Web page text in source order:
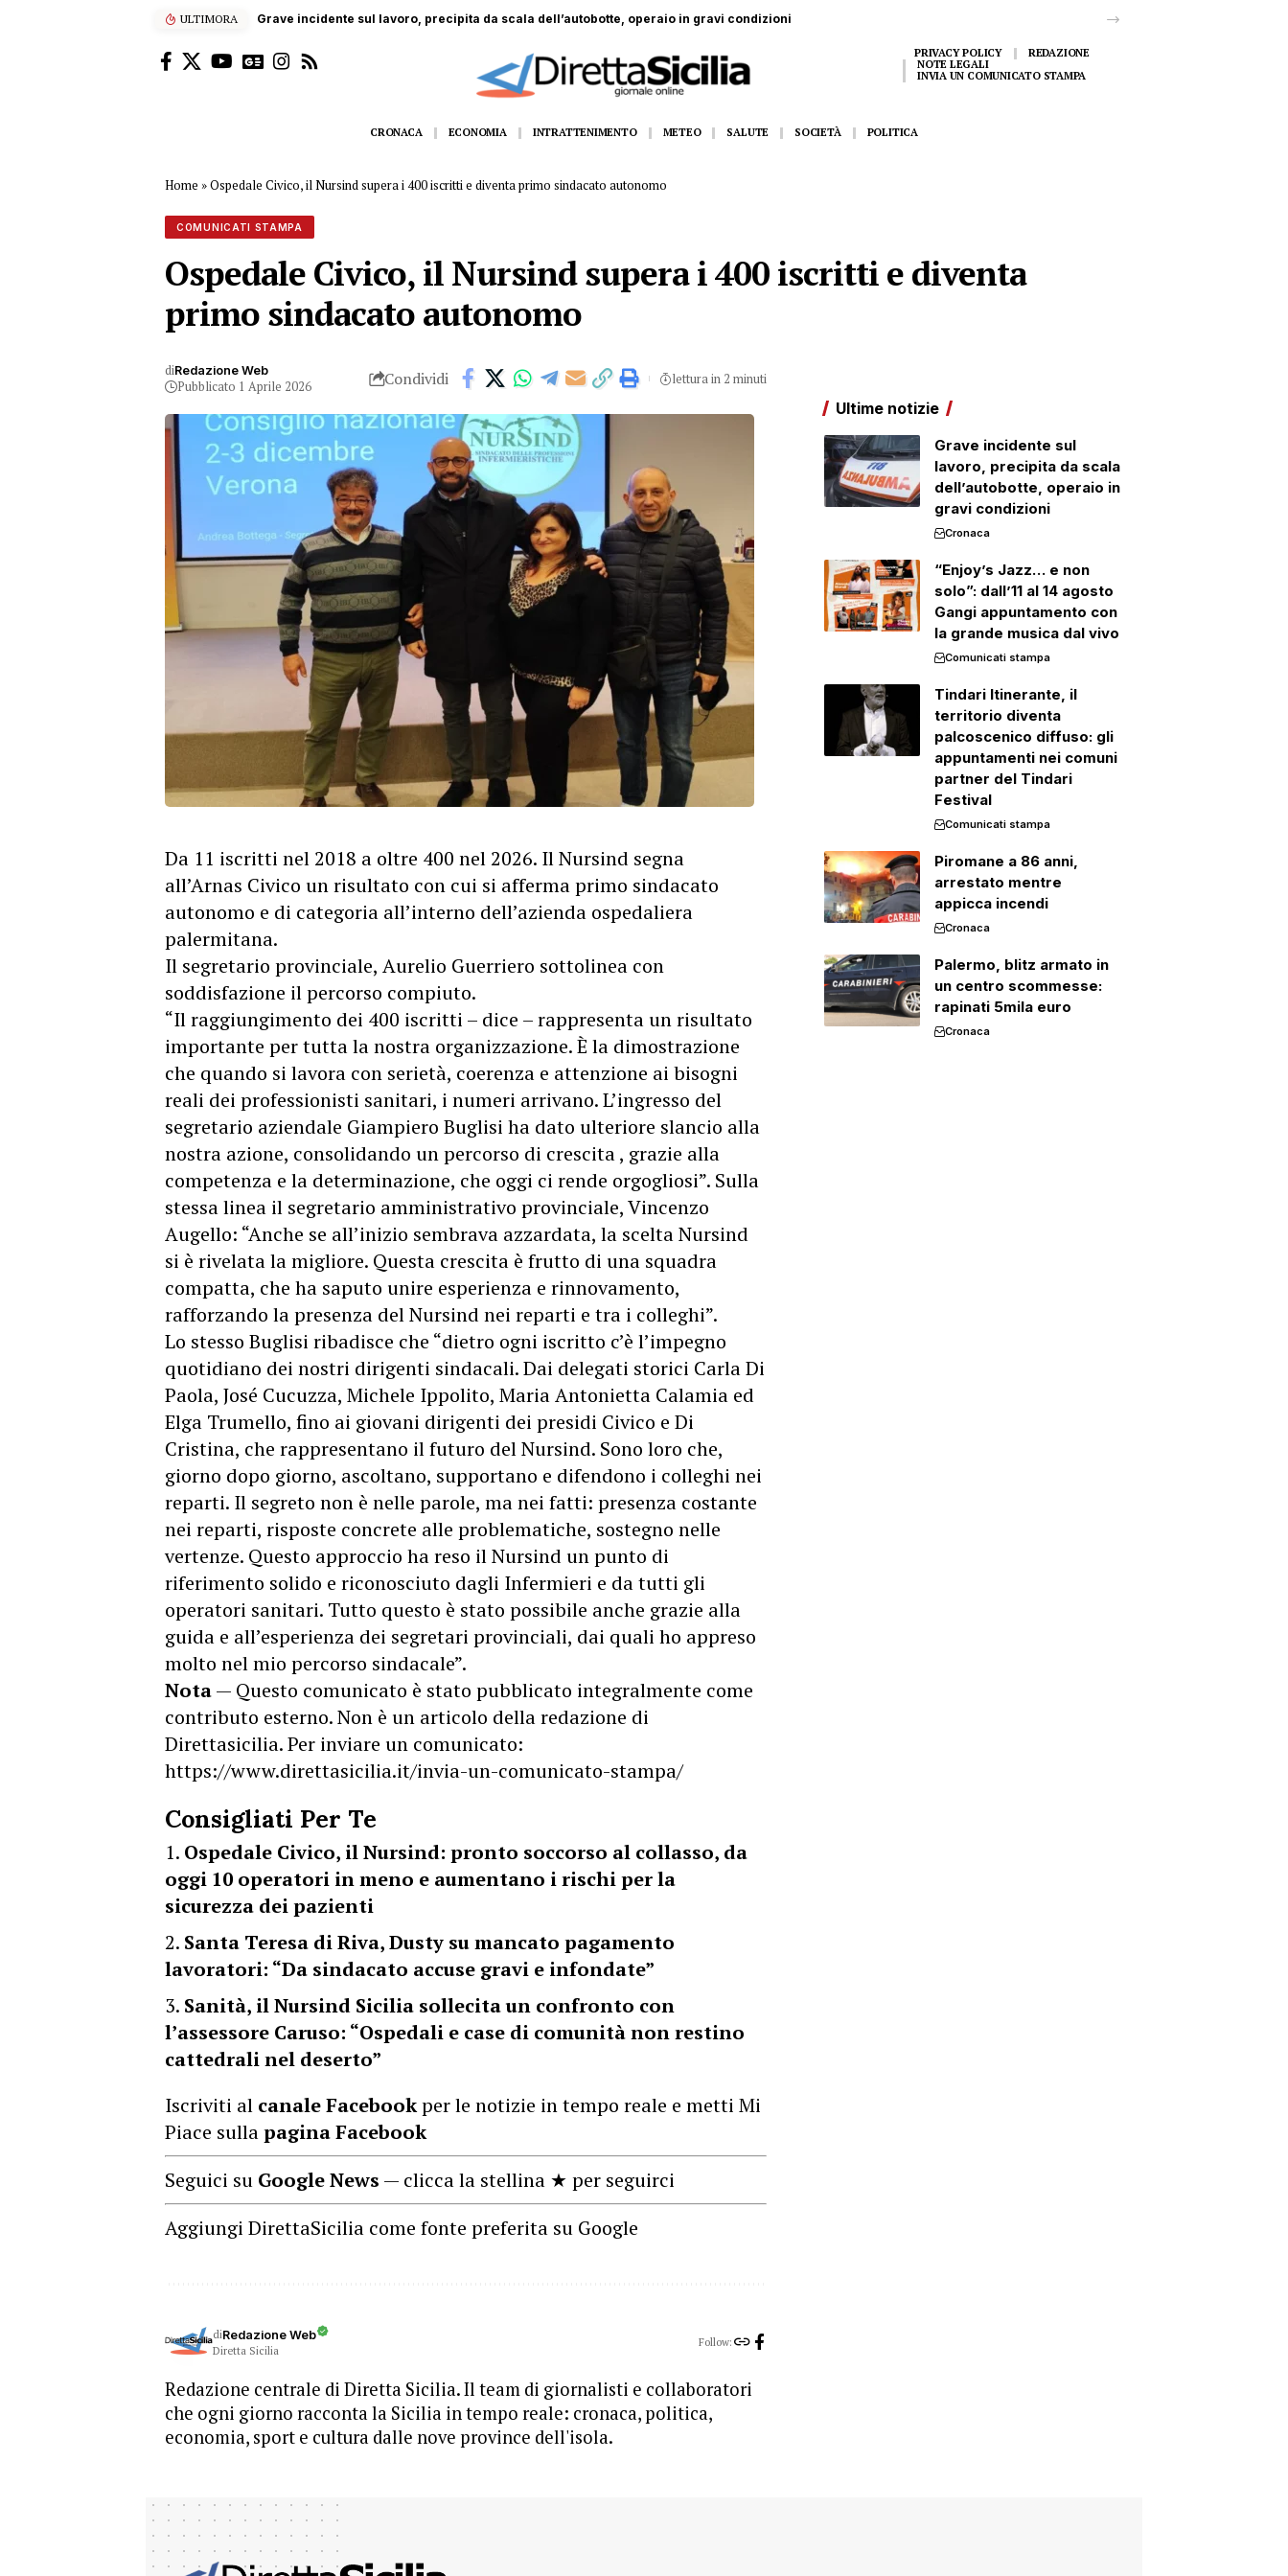
ULTIMORA “Enjoy’s Jazz… e non solo”: dall’11 al 14 agosto Gangi appuntamento con la grande musica dal vivo
PRIVACY POLICY
REDAZIONE
NOTE LEGALI
INVIA UN COMUNICATO STAMPA
CRONACA ECONOMIA INTRATTENIMENTO METEO SALUTE SOCIETÀ POLITICA
Home »Ospedale Civico, il Nursind supera i 400 iscritti e diventa primo sindacato autonomo
COMUNICATI STAMPA
Ospedale Civico, il Nursind supera i 400 iscritti e diventa
primo sindacato autonomo
diRedazione Web
Pubblicato 1 Aprile 2026 Condividi lettura in 2 minuti
Da 11 iscritti nel 2018 a oltre 400 nel 2026. Il Nursind segna
all’Arnas Civico un risultato con cui si afferma primo sindacato
autonomo e di categoria all’interno dell’azienda ospedaliera
palermitana.
Il segretario provinciale, Aurelio Guerriero sottolinea con
soddisfazione il percorso compiuto.
“Il raggiungimento dei 400 iscritti – dice – rappresenta un risultato
importante per tutta la nostra organizzazione. È la dimostrazione
che quando si lavora con serietà, coerenza e attenzione ai bisogni
reali dei professionisti sanitari, i numeri arrivano. L’ingresso del
segretario aziendale Giampiero Buglisi ha dato ulteriore slancio alla
nostra azione, consolidando un percorso di crescita , grazie alla
competenza e la determinazione, che oggi ci rende orgogliosi”. Sulla
stessa linea il segretario amministrativo provinciale, Vincenzo
Augello: “Anche se all’inizio sembrava azzardata, la scelta Nursind
si è rivelata la migliore. Questa crescita è frutto di una squadra
compatta, che ha saputo unire esperienza e rinnovamento,
rafforzando la presenza del Nursind nei reparti e tra i colleghi”.
Lo stesso Buglisi ribadisce che “dietro ogni iscritto c’è l’impegno
quotidiano dei nostri dirigenti sindacali. Dai delegati storici Carla Di
Paola, José Cucuzza, Michele Ippolito, Maria Antonietta Calamia ed
Elga Trumello, fino ai giovani dirigenti dei presidi Civico e Di
Cristina, che rappresentano il futuro del Nursind. Sono loro che,
giorno dopo giorno, ascoltano, supportano e difendono i colleghi nei
reparti. Il segreto non è nelle parole, ma nei fatti: presenza costante
nei reparti, risposte concrete alle problematiche, sostegno nelle
vertenze. Questo approccio ha reso il Nursind un punto di
riferimento solido e riconosciuto dagli Infermieri e da tutti gli
operatori sanitari. Tutto questo è stato possibile anche grazie alla
guida e all’esperienza dei segretari provinciali, dai quali ho appreso
molto nel mio percorso sindacale”.
Nota— Questo comunicato è stato pubblicato integralmente come
contributo esterno. Non è un articolo della redazione di
Direttasicilia. Per inviare un comunicato:
https://www.direttasicilia.it/invia-un-comunicato-stampa/
Consigliati Per Te
Ospedale Civico, il Nursind: pronto soccorso al collasso, da
oggi 10 operatori in meno e aumentano i rischi per la
sicurezza dei pazienti
Santa Teresa di Riva, Dusty su mancato pagamento
lavoratori: “Da sindacato accuse gravi e infondate”
Sanità, il Nursind Sicilia sollecita un confronto con
l’assessore Caruso: “Ospedali e case di comunità non restino
cattedrali nel deserto”
Iscriviti al canale Facebookper le notizie in tempo reale e metti Mi
Piace sullapagina Facebook
Seguici su Google News — clicca la stellina ★ per seguirci
Aggiungi DirettaSicilia come fonte preferita su Google
diRedazione Web
Diretta Sicilia
Follow:
Redazione centrale di Diretta Sicilia. Il team di giornalisti e collaboratori
che ogni giorno racconta la Sicilia in tempo reale: cronaca, politica,
economia, sport e cultura dalle nove province dell'isola.
Ultime notizie
Grave incidente sul
lavoro, precipita da scala
dell’autobotte, operaio in
gravi condizioni
Cronaca
“Enjoy’s Jazz… e non
solo”: dall’11 al 14 agosto
Gangi appuntamento con
la grande musica dal vivo
Comunicati stampa
Tindari Itinerante, il
territorio diventa
palcoscenico diffuso: gli
appuntamenti nei comuni
partner del Tindari
Festival
Comunicati stampa
Piromane a 86 anni,
arrestato mentre
appicca incendi
Cronaca
Palermo, blitz armato in
un centro scommesse:
rapinati 5mila euro
Cronaca